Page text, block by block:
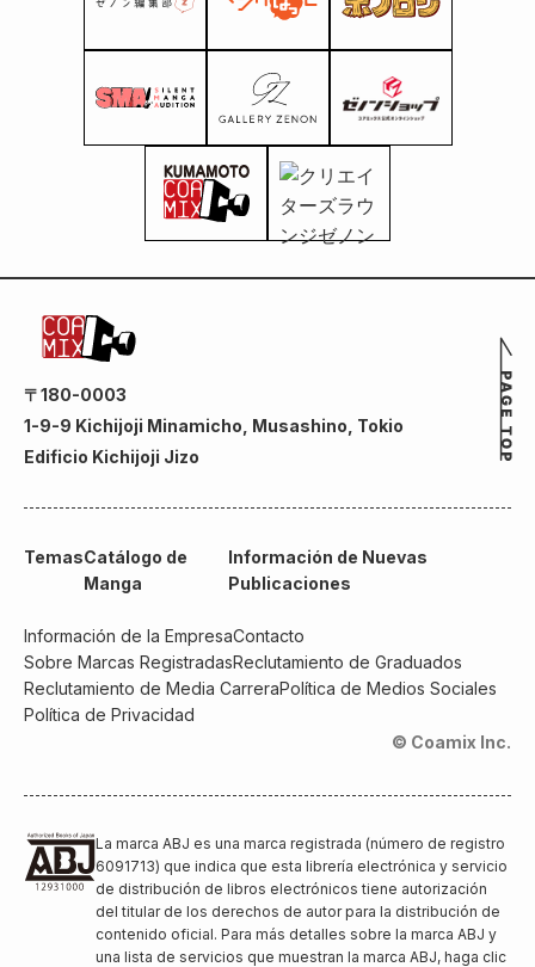
〒180-0003
1-9-9 Kichijoji Minamicho, Musashino, Tokio
Edificio Kichijoji Jizo
TemasCatálogo de
Manga
Información de Nuevas
Publicaciones
Información de la EmpresaContacto
Sobre Marcas RegistradasReclutamiento de Graduados
Reclutamiento de Media CarreraPolítica de Medios Sociales
Política de Privacidad
© Coamix Inc.
La marca ABJ es una marca registrada (número de registro
6091713) que indica que esta librería electrónica y servicio
de distribución de libros electrónicos tiene autorización
del titular de los derechos de autor para la distribución de
contenido oficial. Para más detalles sobre la marca ABJ y
una lista de servicios que muestran la marca ABJ, haga clic